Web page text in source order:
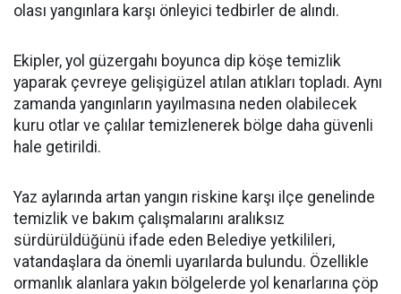
olası yangınlara karşı önleyici tedbirler de alındı.
Ekipler, yol güzergahı boyunca dip köşe temizlik
yaparak çevreye gelişigüzel atılan atıkları topladı. Aynı
zamanda yangınların yayılmasına neden olabilecek
kuru otlar ve çalılar temizlenerek bölge daha güvenli
hale getirildi.
Yaz aylarında artan yangın riskine karşı ilçe genelinde
temizlik ve bakım çalışmalarını aralıksız
sürdürüldüğünü ifade eden Belediye yetkilileri,
vatandaşlara da önemli uyarılarda bulundu. Özellikle
ormanlık alanlara yakın bölgelerde yol kenarlarına çöp